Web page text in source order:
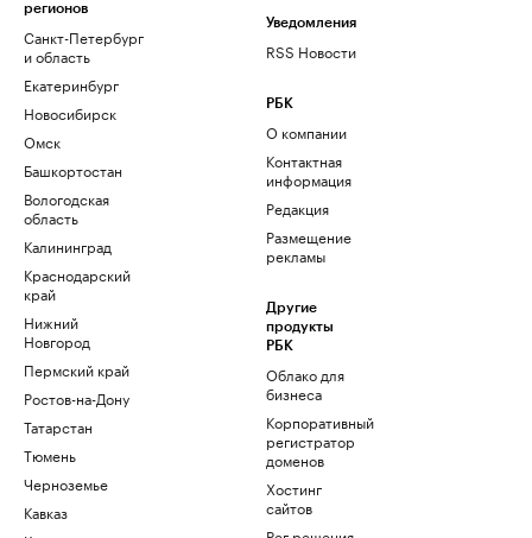
регионов
Санкт-Петербург
и область
Екатеринбург
Новосибирск
Омск
Башкортостан
Вологодская
область
Калининград
Краснодарский
край
Нижний
Новгород
Пермский край
Ростов-на-Дону
Татарстан
Тюмень
Черноземье
Кавказ
Уведомления
RSS Новости
РБК
О компании
Контактная
информация
Редакция
Размещение
рекламы
Другие
продукты
РБК
Облако для
бизнеса
Корпоративный
регистратор
доменов
Хостинг
сайтов